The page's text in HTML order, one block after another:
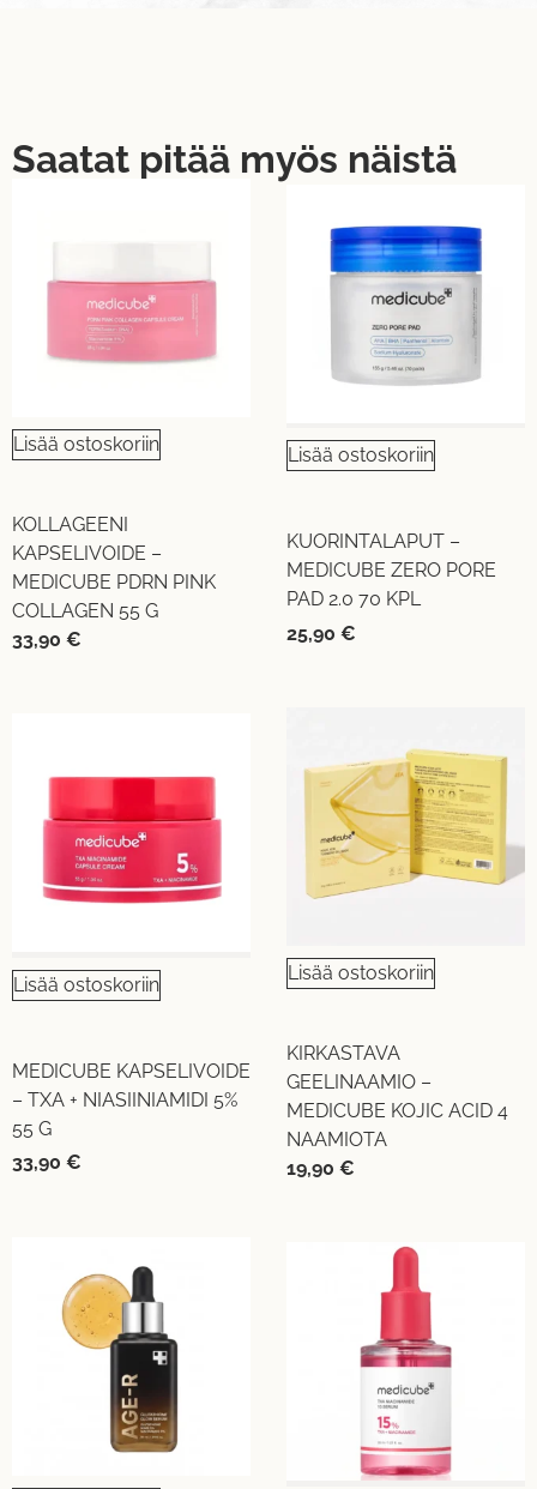
Saatat pitää myös näistä
Lisää ostoskoriin
KOLLAGEENI
KAPSELIVOIDE –
MEDICUBE PDRN PINK
COLLAGEN 55 G
33,90 €
Lisää ostoskoriin
KUORINTALAPUT –
MEDICUBE ZERO PORE
PAD 2.0 70 KPL
25,90 €
Lisää ostoskoriin
MEDICUBE KAPSELIVOIDE
– TXA + NIASIINIAMIDI 5%
55 G
33,90 €
Lisää ostoskoriin
KIRKASTAVA
GEELINAAMIO –
MEDICUBE KOJIC ACID 4
NAAMIOTA
19,90 €